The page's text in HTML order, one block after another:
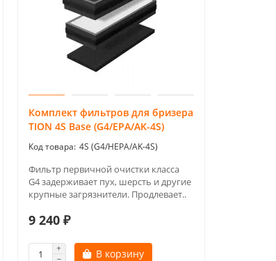
Комплект фильтров для бризера
TION 4S Base (G4/EPA/AK-4S)
4S (G4/HEPA/AK-4S)
Фильтр первичной очистки класса
G4 задерживает пух, шерсть и другие
крупные загрязнители. Продлевает..
9 240 ₽
В корзину